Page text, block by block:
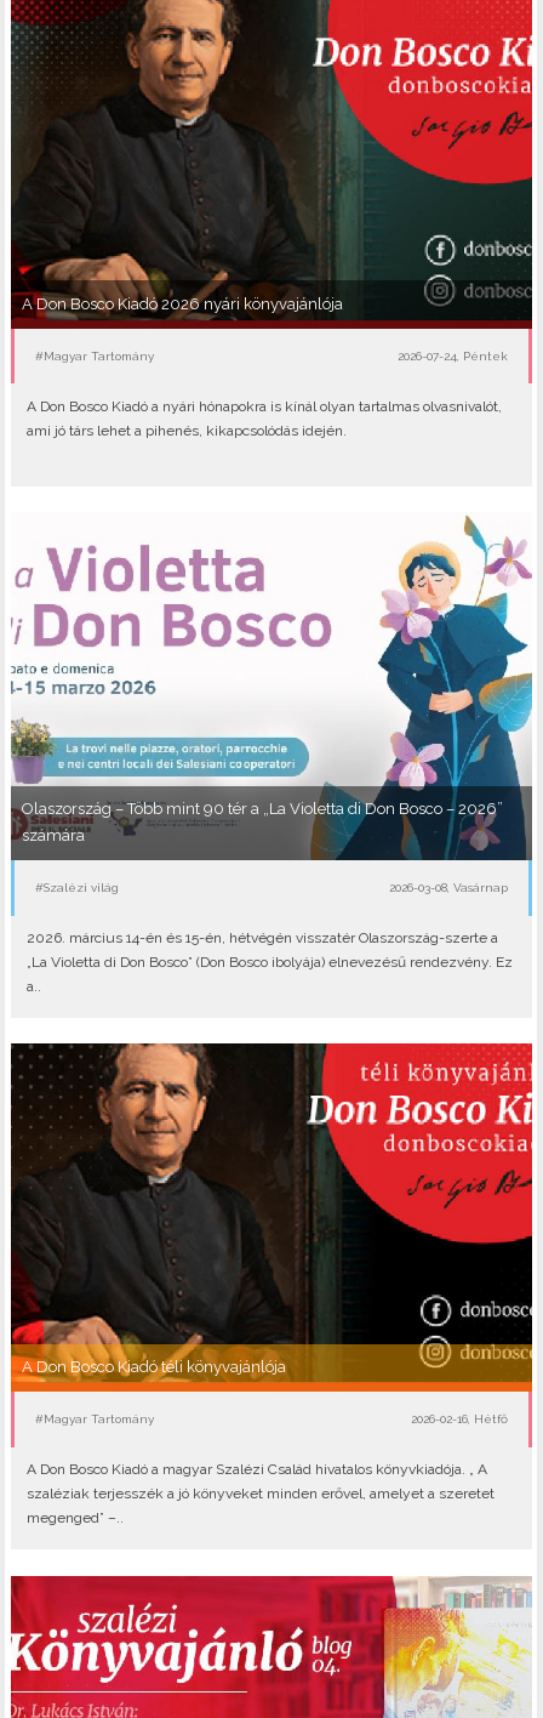
A Don Bosco Kiadó 2026 nyári könyvajánlója
#Magyar Tartomány 2026-07-24, Péntek
A Don Bosco Kiadó a nyári hónapokra is kínál olyan tartalmas olvasnivalót,
ami jó társ lehet a pihenés, kikapcsolódás idején.
Olaszország – Több mint 90 tér a „La Violetta di Don Bosco – 2026”
számára
#Szalézi világ 2026-03-08, Vasárnap
2026. március 14-én és 15-én, hétvégén visszatér Olaszország-szerte a
„La Violetta di Don Bosco” (Don Bosco ibolyája) elnevezésű rendezvény. Ez
a..
A Don Bosco Kiadó téli könyvajánlója
#Magyar Tartomány 2026-02-16, Hétfő
A Don Bosco Kiadó a magyar Szalézi Család hivatalos könyvkiadója. „ A
szaléziak terjesszék a jó könyveket minden erővel, amelyet a szeretet
megenged” –..